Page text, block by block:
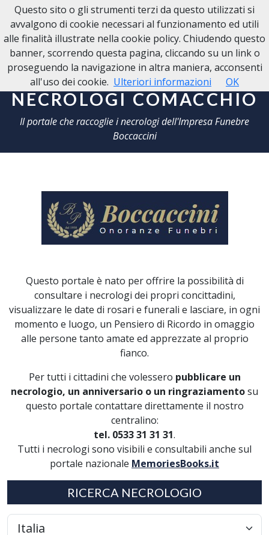
NECROLOGI COMACCHIO
NECROLOGI COMACCHIO
Il portale che raccoglie i necrologi dell'Impresa Funebre
Boccaccini
Questo portale è nato per offrire la possibilità di
consultare i necrologi dei propri concittadini,
visualizzare le date di rosari e funerali e lasciare, in ogni
momento e luogo, un Pensiero di Ricordo in omaggio
alle persone tanto amate ed apprezzate al proprio
fianco.
Per tutti i cittadini che volessero pubblicare un
necrologio, un anniversario o un ringraziamentosu
questo portale contattare direttamente il nostro
centralino:
tel. 0533 31 31 31.
Tutti i necrologi sono visibili e consultabili anche sul
portale nazionale MemoriesBooks.it
RICERCA NECROLOGIO
Questo sito o gli strumenti terzi da questo utilizzati si
avvalgono di cookie necessari al funzionamento ed utili
alle finalità illustrate nella cookie policy. Chiudendo questo
banner, scorrendo questa pagina, cliccando su un link o
proseguendo la navigazione in altra maniera, acconsenti
all'uso dei cookie. Ulteriori informazioni OK